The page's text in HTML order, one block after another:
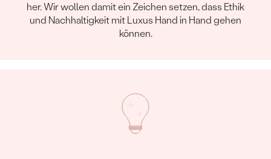
her. Wir wollen damit ein Zeichen setzen, dass Ethik
und Nachhaltigkeit mit Luxus Hand in Hand gehen
können.